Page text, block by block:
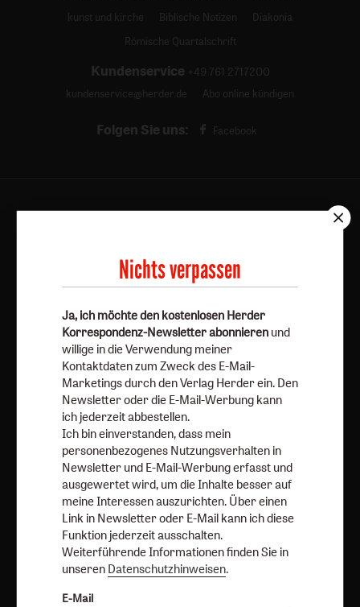
kunst und kirche
Biblische Notizen
Diakonia
Römische Quartalschrift
Kundenservice +49 761 2717200
kundenservice@herder.de
Abo online kündigen
Folgen Sie uns: Facebook
Ja, ich möchte den kostenlosen Herder
die Verwendung meiner Kontaktdaten zum Zweck des E-
Mail-Marketings durch den Verlag Herder ein. Den
Newsletter oder die E-Mail-Werbung kann ich jederzeit
abbestellen.
Ich bin einverstanden, dass mein personenbezogenes
Nutzungsverhalten in Newsletter und E-Mail-Werbung
erfasst und ausgewertet wird, um die Inhalte besser auf
meine Interessen auszurichten. Über einen Link in
Newsletter oder E-Mail kann ich diese Funktion jederzeit
ausschalten.
Weiterführende Informationen finden Sie in unseren
Datenschutzhinweisen
.
Nichts verpassen
Ja, ich möchte den kostenlosen Herder
Korrespondenz-Newsletter abonnieren und
willige in die Verwendung meiner
Kontaktdaten zum Zweck des E-Mail-
Marketings durch den Verlag Herder ein. Den
Newsletter oder die E-Mail-Werbung kann
ich jederzeit abbestellen.
Ich bin einverstanden, dass mein
personenbezogenes Nutzungsverhalten in
Newsletter und E-Mail-Werbung erfasst und
ausgewertet wird, um die Inhalte besser auf
meine Interessen auszurichten. Über einen
Link in Newsletter oder E-Mail kann ich diese
Funktion jederzeit ausschalten.
Weiterführende Informationen finden Sie in
unseren Datenschutzhinweisen.
E-Mail